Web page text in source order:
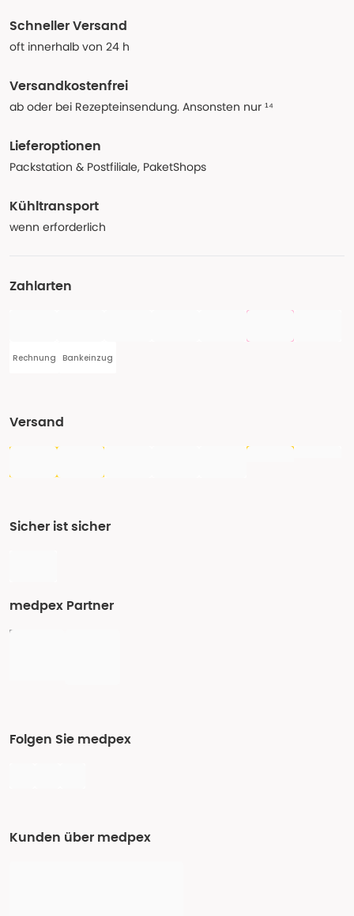
Schneller Versand
oft innerhalb von 24 h
Versandkostenfrei
ab oder bei Rezepteinsendung. Ansonsten nur ¹⁴
Lieferoptionen
Packstation & Postfiliale, PaketShops
Kühltransport
wenn erforderlich
Zahlarten
Rechnung Bankeinzug
Versand
Sicher ist sicher
medpex Partner
Folgen Sie medpex
Kunden über medpex